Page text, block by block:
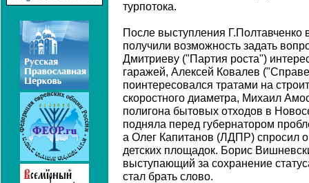
турпотока.
После выступления Г.Полтавченко
получили возможность задать
Дмитриеву ("Партия роста")
гаражей, Алексей Ковалев
поинтересовался тратами на
скоростного диаметра, Михаил
полигона бытовых отходов в
подняла перед губернатором
а Олег Капитанов (ЛДПР) спросил о
детских площадок. Борис
выступающий за сохранение
стал брать слово.